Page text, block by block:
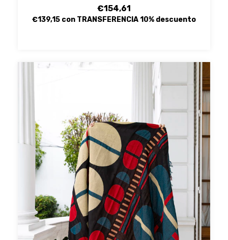
€154,61
€139,15 con TRANSFERENCIA 10% descuento